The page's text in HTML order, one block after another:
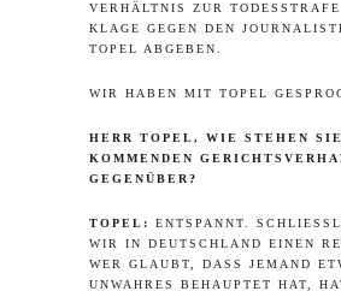
VERHÄLTNIS ZUR
KLAGE GEGEN DEN
TOPEL ABGEBEN.
WIR HABEN MIT TOPEL
HERR TOPEL, WIE STEHEN
KOMMENDEN
GEGENÜBER?
TOPEL:
ENTSPANNT.
IR IN DEUTSCHLAND EINEN
ER GLAUBT, DASS JEMAND
NWAHRES BEHAUPTET HAT, HAT